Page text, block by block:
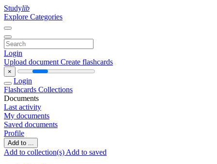
Studylib
Explore Categories
Login
Upload document Create flashcards
×
Login
Flashcards Collections
Documents
Last activity
My documents
Saved documents
Profile
Add to ...
Add to collection(s) Add to saved